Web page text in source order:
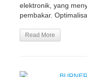
elektronik, yang
pembakar.
Read More